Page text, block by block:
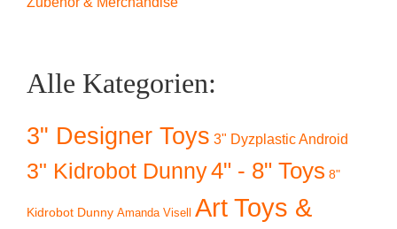
Alle Kategorien:
3" Designer Toys 3" Dyzplastic Android
3" Kidrobot Dunny4" - 8" Toys 8"
Kidrobot Dunny Amanda Visell Art Toys &